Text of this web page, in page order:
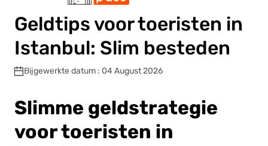
Geldtips voor toeristen in
Istanbul: Slim besteden
Bijgewerkte datum : 04 August 2026
Slimme geldstrategie
voor toeristen in